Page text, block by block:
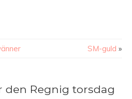
SM-guld »
den Regnig torsdag